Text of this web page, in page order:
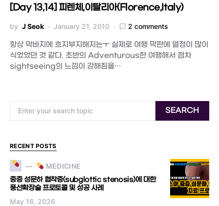
[Day 13,14] 피렌체,이탈리아(Florence,Italy)
by J Seok January 21, 2010 2 comments
항상 막바지에 흐지부지해지는ㅜ 실제로 여행 막판에 열정이 많이
식었었던 것 같다. 초반의 Adventurous한 여행해서 점차
sightseeing의 느낌이 강해짐을…
SEARCH
RECENT POSTS
MEDICINE
중증 성문하 협착증(subglottic stenosis)에 대한
풍선확장술 프로토콜 및 성공 사례
May 16, 2026